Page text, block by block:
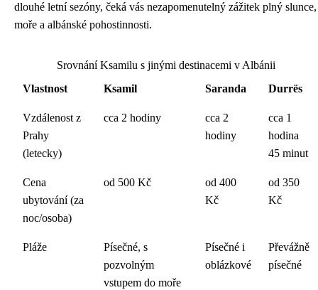
dlouhé letní sezóny, čeká vás nezapomenutelný zážitek plný slunce,
moře a albánské pohostinnosti.
Srovnání Ksamilu s jinými destinacemi v Albánii
Vlastnost
Ksamil Saranda Durrës
Vzdálenost z
Prahy
(letecky)
cca 2 hodiny
cca 2
hodiny
cca 1
hodina
45 minut
Cena
ubytování (za
noc/osoba)
od 500 Kč
od 400
Kč
od 350
Kč
Pláže
Písečné, s
pozvolným
vstupem do moře
Písečné i
oblázkové
Převážně
písečné